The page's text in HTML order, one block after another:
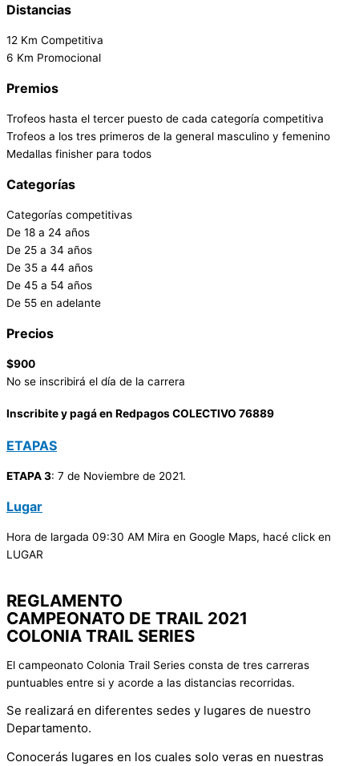
Distancias
12 Km Competitiva
6 Km Promocional
Premios
Trofeos hasta el tercer puesto de cada categoría competitiva
Trofeos a los tres primeros de la general masculino y femenino
Medallas finisher para todos
Categorías
Categorías competitivas
De 18 a 24 años
De 25 a 34 años
De 35 a 44 años
De 45 a 54 años
De 55 en adelante
Precios
$900
No se inscribirá el día de la carrera
Inscribite y pagá en Redpagos COLECTIVO 76889
ETAPAS
ETAPA 3: 7 de Noviembre de 2021.
Lugar
Hora de largada 09:30 AM Mira en Google Maps, hacé click en
LUGAR
REGLAMENTO
CAMPEONATO DE TRAIL 2021
COLONIA TRAIL SERIES
El campeonato Colonia Trail Series consta de tres carreras
puntuables entre si y acorde a las distancias recorridas.
Se realizará en diferentes sedes y lugares de nuestro
Departamento.
Conocerás lugares en los cuales solo veras en nuestras